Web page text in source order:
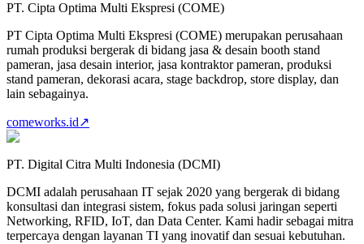
PT. Cipta Optima Multi Ekspresi (COME)
PT Cipta Optima Multi Ekspresi (COME) merupakan perusahaan
rumah produksi bergerak di bidang jasa & desain booth stand
pameran, jasa desain interior, jasa kontraktor pameran, produksi
stand pameran, dekorasi acara, stage backdrop, store display, dan
lain sebagainya.
comeworks.id↗
PT. Digital Citra Multi Indonesia (DCMI)
DCMI adalah perusahaan IT sejak 2020 yang bergerak di bidang
konsultasi dan integrasi sistem, fokus pada solusi jaringan seperti
Networking, RFID, IoT, dan Data Center. Kami hadir sebagai mitra
terpercaya dengan layanan TI yang inovatif dan sesuai kebutuhan.